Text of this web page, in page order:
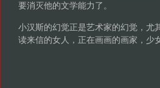
要消灭他的文学能力了。
小汉斯的幻觉正是艺术家的幻觉，尤
读来信的女人，正在画画的画家，少